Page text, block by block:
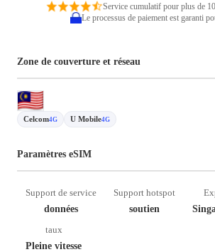
Service cumulatif pour plus de
Le processus de paiement est garanti
Zone de couverture et réseau
Celcom4G U Mobile4G
Paramètres eSIM
Support de service
données
Support hotspot
soutien
taux
Pleine vitesse